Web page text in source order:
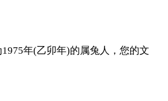
年(乙卯年)的属兔人，您的文